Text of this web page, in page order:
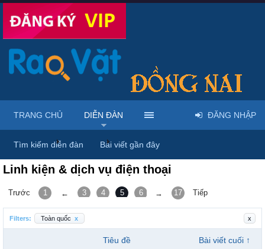
Trang chủ Diễn đàn Điện thoại - Máy tính bảng
Linh kiện & dịch vụ điện thoại
Trước 1 ← 3 4 5 6 7
→ 17 Tiếp
Filters: Toàn quốc x x
Tiêu đề Bài viết cuối ↑
TRANG CHỦ DIỄN ĐÀN
Tìm kiếm diễn đàn Bài viết gần đây
ĐĂNG NHẬP